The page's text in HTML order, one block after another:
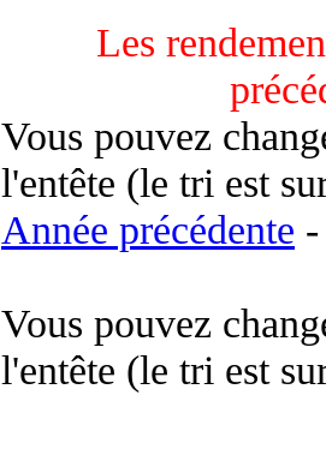
Les
Vous pouvez
l'entête (le tri est
Année précédente
Vous pouvez
l'entête (le tri est